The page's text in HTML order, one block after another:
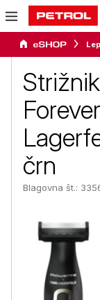
črn
Blagovna št.: